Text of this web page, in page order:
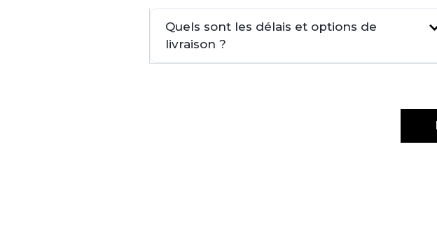
Quels sont les délais et options de
livraison ?